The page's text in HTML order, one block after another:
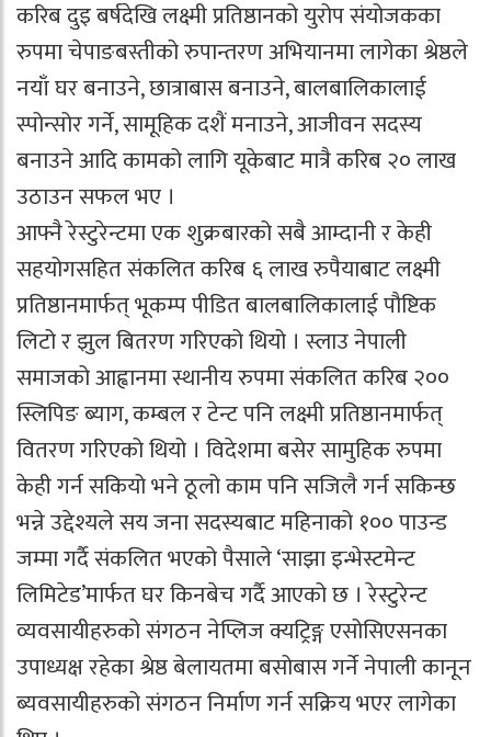
करिब दुइ बर्षदेखि लक्ष्मी प्रतिष्ठानको युरोप संयोजकका
रुपमा चेपाङबस्तीको रुपान्तरण अभियानमा लागेका श्रेष्ठले
नयाँ घर बनाउने, छात्राबास बनाउने, बालबालिकालाई
स्पोन्सोर गर्ने, सामूहिक दशैं मनाउने, आजीवन सदस्य
बनाउने आदि कामको लागि यूकेबाट मात्रै करिब २० लाख
उठाउन सफल भए ।
आफ्नै रेस्टुरेन्टमा एक शुक्रबारको सबै आम्दानी र केही
सहयोगसहित संकलित करिब ६ लाख रुपैयाबाट लक्ष्मी
प्रतिष्ठानमार्फत् भूकम्प पीडित बालबालिकालाई पौष्टिक
लिटो र झुल बितरण गरिएको थियो । स्लाउ नेपाली
समाजको आह्वानमा स्थानीय रुपमा संकलित करिब २००
स्लिपिङ ब्याग, कम्बल र टेन्ट पनि लक्ष्मी प्रतिष्ठानमार्फत्
वितरण गरिएको थियो । विदेशमा बसेर सामुहिक रुपमा
केही गर्न सकियो भने ठूलो काम पनि सजिलै गर्न सकिन्छ
भन्ने उद्देश्यले सय जना सदस्यबाट महिनाको १०० पाउन्ड
जम्मा गर्दै संकलित भएको पैसाले ‘साझा इन्भेस्टमेन्ट
लिमिटेड’मार्फत घर किनबेच गर्दै आएको छ । रेस्टुरेन्ट
व्यवसायीहरुको संगठन नेप्लिज क्यट्रिङ्ग एसोसिएसनका
उपाध्यक्ष रहेका श्रेष्ठ बेलायतमा बसोबास गर्ने नेपाली कानून
ब्यवसायीहरुको संगठन निर्माण गर्न सक्रिय भएर लागेका